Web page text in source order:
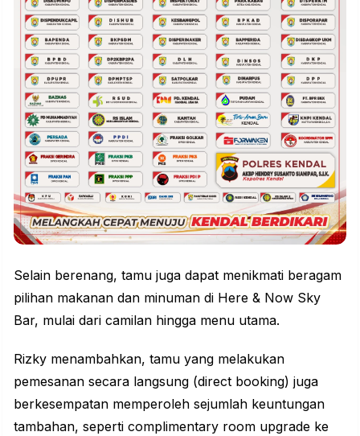
Selain berenang, tamu juga dapat menikmati beragam
pilihan makanan dan minuman di Here & Now Sky
Bar, mulai dari camilan hingga menu utama.
Rizky menambahkan, tamu yang melakukan
pemesanan secara langsung (direct booking) juga
berkesempatan memperoleh sejumlah keuntungan
tambahan, seperti complimentary room upgrade ke